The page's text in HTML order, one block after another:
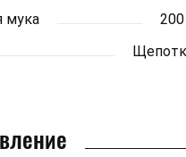
мука
200